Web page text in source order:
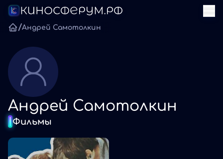
/Андрей Самотолкин
Андрей Самотолкин
Фильмы